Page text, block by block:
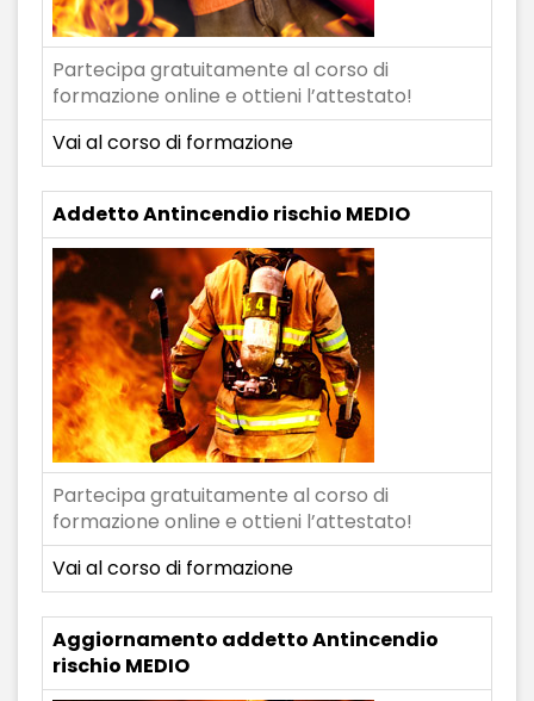
Partecipa gratuitamente al corso di
formazione online e ottieni l’attestato!
Vai al corso di formazione
Addetto Antincendio rischio MEDIO
Partecipa gratuitamente al corso di
formazione online e ottieni l’attestato!
Vai al corso di formazione
Aggiornamento addetto Antincendio
rischio MEDIO